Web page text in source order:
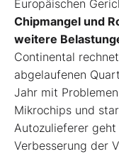
Europäischen
Chipmangel und
weitere
Continental
abgelaufenen
Jahr mit
Mikrochips und
Autozulieferer
Verbesserung der